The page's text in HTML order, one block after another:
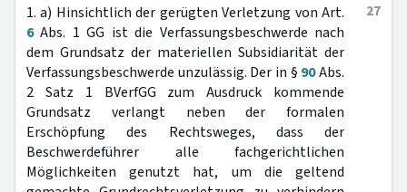
27
1. a) Hinsichtlich der gerügten Verletzung von Art.
6Abs. 1 GG ist die Verfassungsbeschwerde nach
dem Grundsatz der materiellen Subsidiarität der
Verfassungsbeschwerde unzulässig. Der in § 90Abs.
2 Satz 1 BVerfGG zum Ausdruck kommende
Grundsatz verlangt neben der formalen
Erschöpfung des Rechtsweges, dass der
Beschwerdeführer alle fachgerichtlichen
Möglichkeiten genutzt hat, um die geltend